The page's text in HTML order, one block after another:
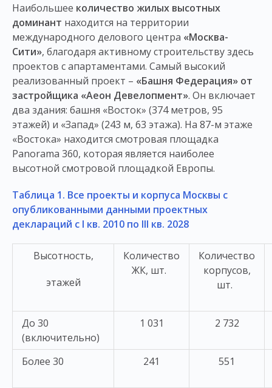
Наибольшее количество жилых высотных
доминант находится на территории
международного делового центра «Москва-
Сити», благодаря активному строительству здесь
проектов с апартаментами. Самый высокий
реализованный проект – «Башня Федерация» от
застройщика «Аеон Девелопмент». Он включает
два здания: башня «Восток» (374 метров, 95
этажей) и «Запад» (243 м, 63 этажа). На 87-м этаже
«Востока» находится смотровая площадка
Panorama 360, которая является наиболее
высотной смотровой площадкой Европы.
Таблица 1. Все проекты и корпуса Москвы с
опубликованными данными проектных
деклараций с I кв. 2010 по III кв. 2028
Высотность,
этажей
Количество
ЖК, шт.
Количество
корпусов,
шт.
До 30
(включительно)
1 031 2 732
Более 30 241 551